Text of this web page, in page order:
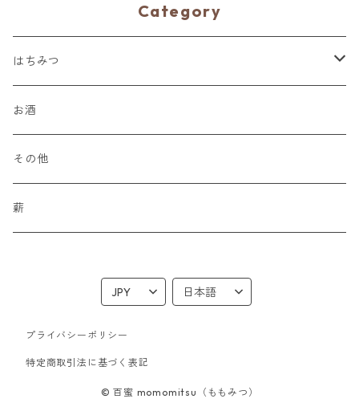
Category
はちみつ
単品
食べ比べセット
詰め替えセット
お酒
その他
薪
プライバシーポリシー
特定商取引法に基づく表記
© 百蜜 momomitsu（ももみつ）